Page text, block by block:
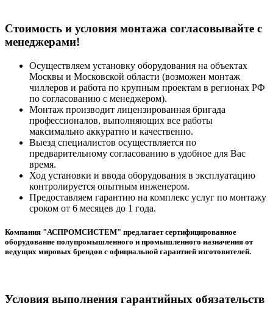
Cтоимость и условия монтажа согласовывайте с
менеджерами!
Осуществляем установку оборудования на объектах
Москвы и Московской области (возможен монтаж
чиллеров и работа по крупным проектам в регионах РФ
по согласованию с менеджером).
Монтаж производит лицензированная бригада
профессионалов, выполняющих все работы
максимально аккуратно и качественно.
Выезд специалистов осуществляется по
предварительному согласованию в удобное для Вас
время.
Ход установки и ввода оборудования в эксплуатацию
контролируется опытным инженером.
Предоставляем гарантию на комплекс услуг по монтажу
сроком от 6 месяцев до 1 года.
Компания "АСПРОМСИСТЕМ" предлагает сертифицированное
оборудование полупромышленного и промышленного назначения от
ведущих мировых брендов с официальной гарантией изготовителей.
Условия выполнения гарантийных обязательств